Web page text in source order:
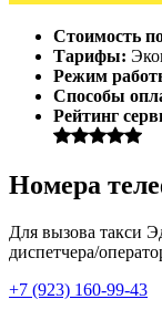
Стоимость
Тарифы:
Режим
Способы
Рейтинг
Номера
Для вызова такси
диспетчера/
+7 (923) 160-99-43